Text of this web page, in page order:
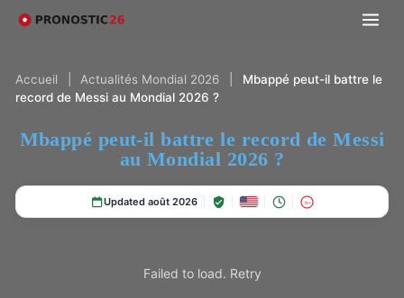
Accueil Actualités Mondial 2026
Mbappé peut-il battre le
record de Messi au Mondial 2026 ?
Mbappé peut-il battre le record de Messi
au Mondial 2026 ?
Updated août 2026 18+
Failed to load. Retry